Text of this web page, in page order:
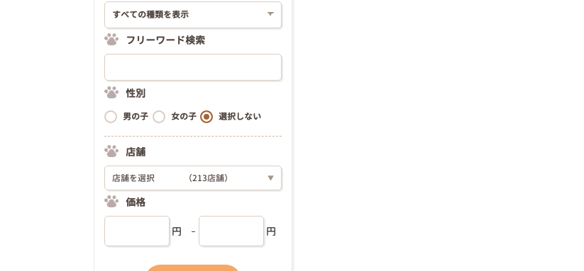
フリーワード検索
性別
男の子 女の子 選択しない
店舗
店舗を選択 （213店舗） ▼
価格
円 円